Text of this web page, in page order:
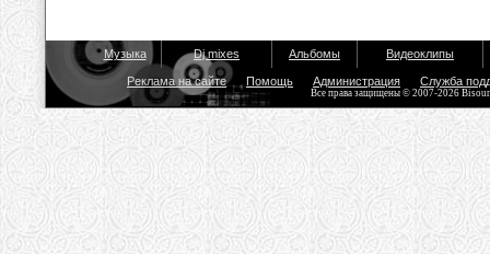
Музыка Dj mixes Альбомы Видеоклипы
Реклама на сайте Помощь Администрация Служба
Все права защищены © 2007-2026